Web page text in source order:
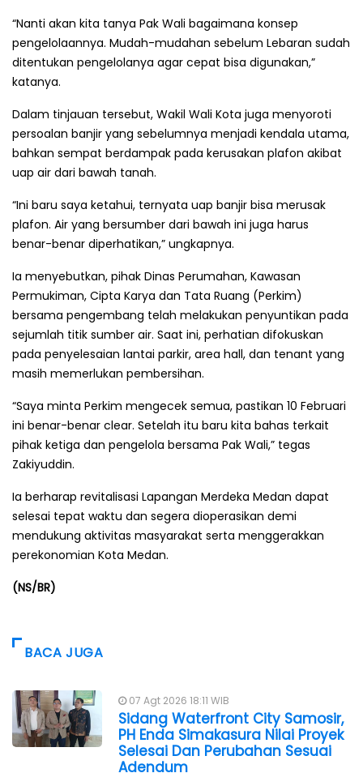
“Nanti akan kita tanya Pak Wali bagaimana konsep
pengelolaannya. Mudah-mudahan sebelum Lebaran sudah
ditentukan pengelolanya agar cepat bisa digunakan,”
katanya.
Dalam tinjauan tersebut, Wakil Wali Kota juga menyoroti
persoalan banjir yang sebelumnya menjadi kendala utama,
bahkan sempat berdampak pada kerusakan plafon akibat
uap air dari bawah tanah.
“Ini baru saya ketahui, ternyata uap banjir bisa merusak
plafon. Air yang bersumber dari bawah ini juga harus
benar-benar diperhatikan,” ungkapnya.
Ia menyebutkan, pihak Dinas Perumahan, Kawasan
Permukiman, Cipta Karya dan Tata Ruang (Perkim)
bersama pengembang telah melakukan penyuntikan pada
sejumlah titik sumber air. Saat ini, perhatian difokuskan
pada penyelesaian lantai parkir, area hall, dan tenant yang
masih memerlukan pembersihan.
“Saya minta Perkim mengecek semua, pastikan 10 Februari
ini benar-benar clear. Setelah itu baru kita bahas terkait
pihak ketiga dan pengelola bersama Pak Wali,” tegas
Zakiyuddin.
Ia berharap revitalisasi Lapangan Merdeka Medan dapat
selesai tepat waktu dan segera dioperasikan demi
mendukung aktivitas masyarakat serta menggerakkan
perekonomian Kota Medan.
(NS/BR)
BACA JUGA
07 Agt 2026 18:11 WIB
Sidang Waterfront City Samosir,
PH Enda Simakasura Nilai Proyek
Selesai Dan Perubahan Sesuai
Adendum